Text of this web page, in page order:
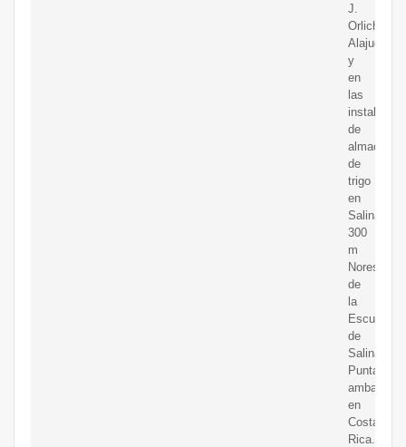
J.
Orlich,
Alajuela;
y
en
las
de
de
trigo
en
Salinas,
300
m
Noreste
de
la
Escuela
de
Salinas,
ambas
en
Costa
Rica.